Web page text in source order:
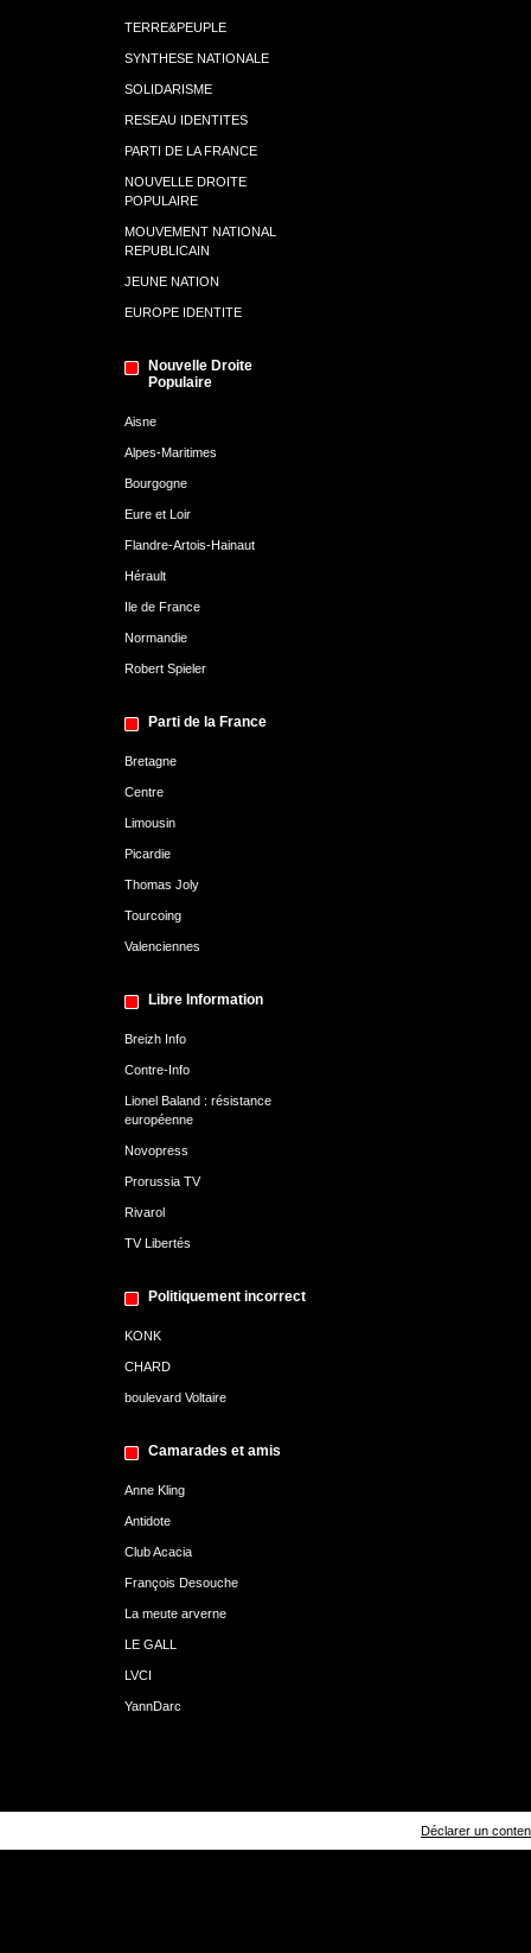
TERRE&PEUPLE
SYNTHESE NATIONALE
SOLIDARISME
RESEAU IDENTITES
PARTI DE LA FRANCE
NOUVELLE DROITE
POPULAIRE
MOUVEMENT NATIONAL
REPUBLICAIN
JEUNE NATION
EUROPE IDENTITE
Nouvelle Droite
Populaire
Aisne
Alpes-Maritimes
Bourgogne
Eure et Loir
Flandre-Artois-Hainaut
Hérault
Ile de France
Normandie
Robert Spieler
Parti de la France
Bretagne
Centre
Limousin
Picardie
Thomas Joly
Tourcoing
Valenciennes
Libre Information
Breizh Info
Contre-Info
Lionel Baland : résistance
européenne
Novopress
Prorussia TV
Rivarol
TV Libertés
Politiquement incorrect
KONK
CHARD
boulevard Voltaire
Camarades et amis
Anne Kling
Antidote
Club Acacia
François Desouche
La meute arverne
LE GALL
LVCI
YannDarc
Déclarer un